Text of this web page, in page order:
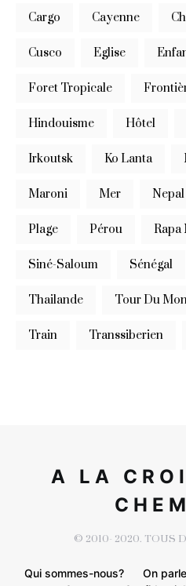
Cargo Cayenne
Cusco Eglise
Foret Tropicale
Hindouisme Hôtel
Irkoutsk Ko Lanta
Maroni Mer Nepal
Plage Pérou
Siné-Saloum Sénégal
Thailande Tour Du
Train Transsiberien
A LA
© 2010- 2020. TOUS
Qui sommes-nous? On